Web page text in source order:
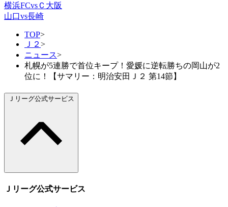
横浜FCvsＣ大阪
山口vs長崎
TOP>
Ｊ２ >
ニュース>
札幌が5連勝で首位キープ！愛媛に逆転勝ちの岡山が2
位に！【サマリー：明治安田Ｊ２ 第14節】
Ｊリーグ公式サービス
Ｊリーグ公式サービス